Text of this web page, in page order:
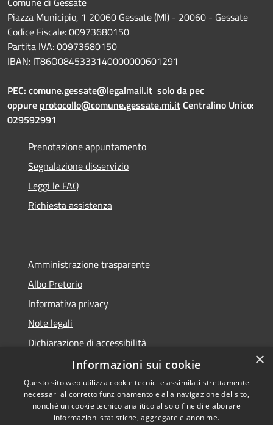
Piazza Municipio, 1 20060 Gessate (MI) - 20060 - Gessate
Codice Fiscale: 00973680150
Partita IVA: 00973680150
IBAN: IT86O0845333140000000601291
PEC: comune.gessate@legalmail.it solo da pec
oppure protocollo@comune.gessate.mi.itCentralino Unico:
029592991
Prenotazione appuntamento
Segnalazione disservizio
Leggi le FAQ
Richiesta assistenza
Amministrazione trasparente
Albo Pretorio
Informativa privacy
Note legali
Dichiarazione di accessibilità
Dichiarazione di accessibilità dal 2025
×
Informazioni sui cookie
Questo sito web utilizza cookie tecnici e assimilati strettamente
necessari al corretto funzionamento e alla navigazione del sito,
nonché un cookie tecnico analitico al solo fine di elaborare
informazioni statistiche, aggregate e anonime.